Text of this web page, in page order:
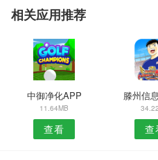
相关应用推荐
中御净化APP
11.64MB
查看
滕州信
查